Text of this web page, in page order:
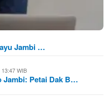
Jambi …
WIB
Jambi: Petai Dak B…